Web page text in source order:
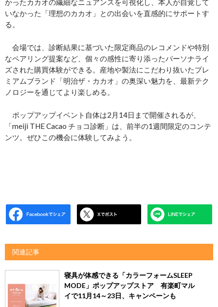
かったカカオの繊細なニュアンスを可視化し、本人が自覚して
いなかった「理想のカカオ」との出会いを直感的にサポートす
る。
会場では、診断結果に基づいた限定商品のレコメンドや特別
なペアリング提案など、個々の感性に寄り添ったパーソナライ
ズされた購買体験ができる。産地や製法にこだわり抜いたプレ
ミアムブランド「明治ザ・カカオ」の奥深い魅力を、最新テク
ノロジーを通じてより楽しめる。
ポップアップイベント自体は2月14日まで開催されるが、
「meiji THE Cacao チョコ診断」は、前半の1週間限定のコンテ
ンツ。ぜひこの機会に体験してみよう。
関連記事
寝具が体感できる「カラーフォームSLEEP
MODE」ポップアップストア 有楽町マル
イで11月14～23日、キャンペーンも